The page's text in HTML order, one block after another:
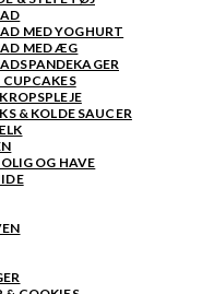
MED YOGHURT
MED ÆG
& KOLDE SAUCER
OG HAVE